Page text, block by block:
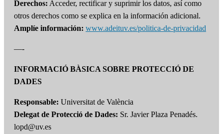
Derechos: Acceder, rectificar y suprimir los datos, así como
otros derechos como se explica en la información adicional.
Amplíe información: www.adeituv.es/politica-de-privacidad
—-
INFORMACIÓ BÀSICA SOBRE PROTECCIÓ DE
DADES
Responsable: Universitat de València
Delegat de Protecció de Dades: Sr. Javier Plaza Penadés.
lopd@uv.es